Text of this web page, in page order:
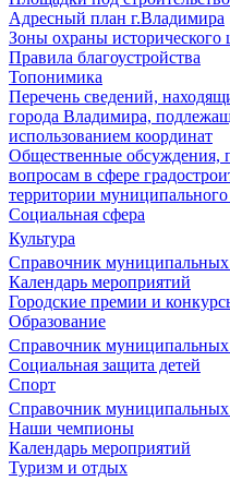
Адресный план г.Владимира
Зоны охраны исторического
Правила благоустройства
Топонимика
Перечень сведений,
города Владимира,
использованием координат
Общественные обсуждения,
вопросам в сфере
территории
Социальная сфера
Культура
Справочник
Календарь мероприятий
Городские премии и
Образование
Справочник муниципальных
Социальная защита детей
Спорт
Справочник
Наши чемпионы
Календарь мероприятий
Туризм и отдых